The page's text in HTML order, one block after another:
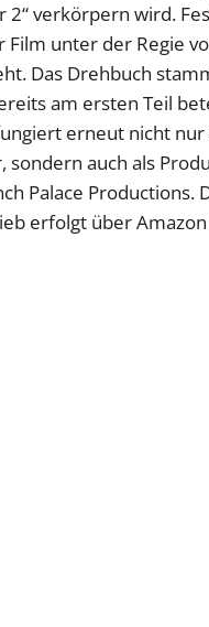
2“ verkörpern wird.
Film unter der Regie
Das Drehbuch
am ersten Teil
erneut nicht nur
sondern auch als
Palace Productions.
erfolgt über Amazon